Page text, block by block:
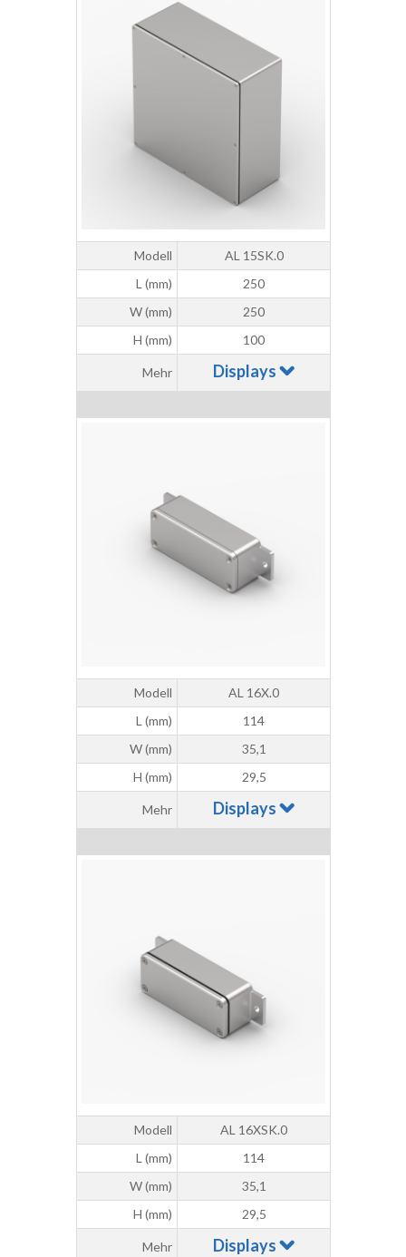
Modell
AL 15SK.0
L (mm)
250
W (mm)
250
H (mm)
100
Mehr Displays
Modell
AL 16X.0
L (mm)
114
W (mm)
35,1
H (mm)
29,5
Mehr Displays
Modell
AL 16XSK.0
L (mm)
114
W (mm)
35,1
H (mm)
29,5
Mehr Displays